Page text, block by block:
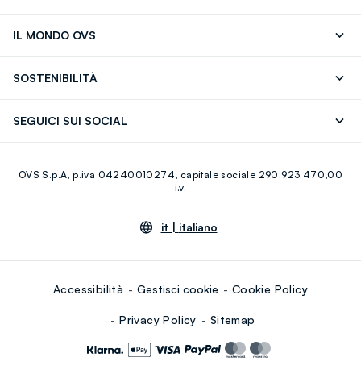
IL MONDO OVS
Giftcard
SOSTENIBILITÀ
SEGUICI SUI SOCIAL
Youtube Linkedin
OVS S.p.A, p.iva 04240010274, capitale sociale 290.923.470,00
i.v.
it | italiano
Accessibilità Gestisci cookie Cookie Policy
Privacy Policy Sitemap